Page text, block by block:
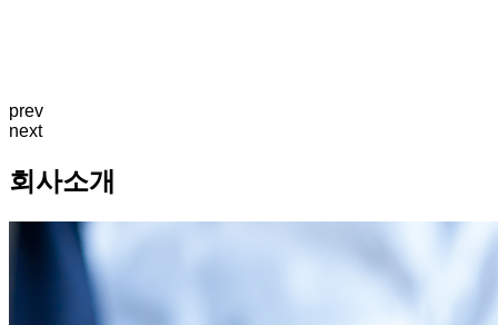
prev
next
회사소개